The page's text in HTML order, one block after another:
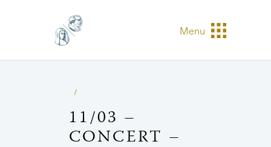
Menu
11/03 –
CONCERT –